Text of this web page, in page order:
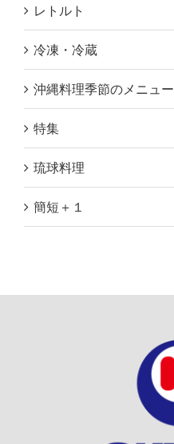
レトルト
冷凍・冷蔵
沖縄料理季節のメニュー
特集
琉球料理
簡短＋１